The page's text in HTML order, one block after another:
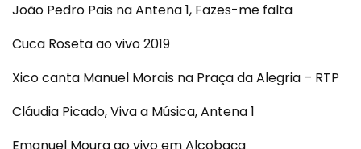
João Pedro Pais na Antena 1, Fazes-me falta
Cuca Roseta ao vivo 2019
Xico canta Manuel Morais na Praça da Alegria – RTP
Cláudia Picado, Viva a Música, Antena 1